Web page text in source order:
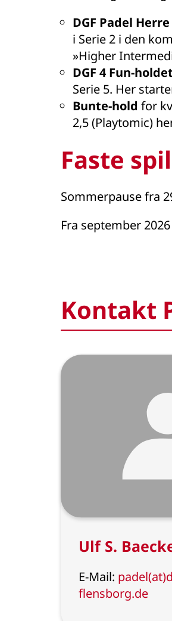
DGF Padel
i Serie 2 i den
»Higher
DGF 4 Fun-holdet
Serie 5. Her
Bunte-hold for
2,5 (Playtomic)
Faste
Sommerpause fra
Fra september
Kontakt
Ulf S.
E-Mail:
flensborg.de